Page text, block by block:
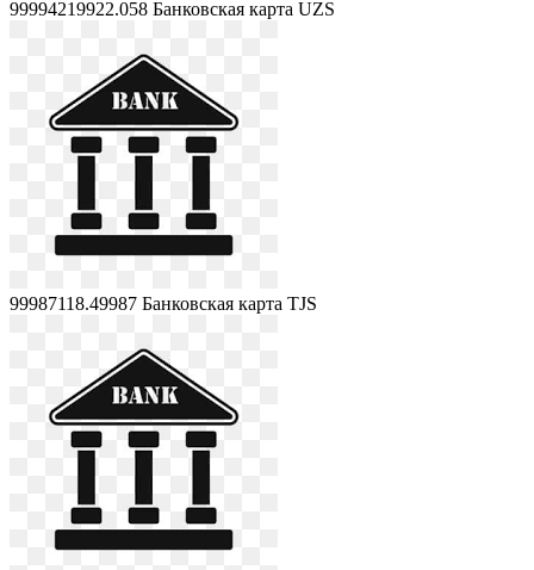
99994219922.058 Банковская карта UZS
99987118.49987 Банковская карта TJS